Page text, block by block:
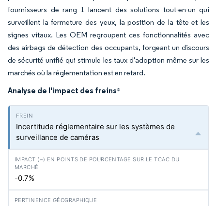
fournisseurs de rang 1 lancent des solutions tout-en-un qui
surveillent la fermeture des yeux, la position de la tête et les
signes vitaux. Les OEM regroupent ces fonctionnalités avec
des airbags de détection des occupants, forgeant un discours
de sécurité unifié qui stimule les taux d'adoption même sur les
marchés où la réglementation est en retard.
Analyse de l'impact des freins*
Incertitude réglementaire sur les systèmes de
surveillance de caméras
-0.7%